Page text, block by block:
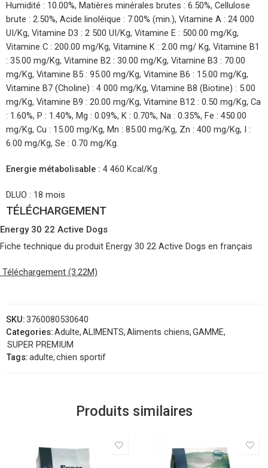
Humidité : 10.00%, Matières minérales brutes : 6.50%, Cellulose
brute : 2.50%, Acide linoléique : 7.00% (min.), Vitamine A : 24 000
UI/Kg, Vitamine D3 : 2 500 UI/Kg, Vitamine E : 500.00 mg/Kg,
Vitamine C : 200.00 mg/Kg, Vitamine K : 2.00 mg/ Kg, Vitamine B1
: 35.00 mg/Kg, Vitamine B2 : 30.00 mg/Kg, Vitamine B3 : 70.00
mg/Kg, Vitamine B5 : 95.00 mg/Kg, Vitamine B6 : 15.00 mg/Kg,
Vitamine B7 (Choline) : 4 000 mg/Kg, Vitamine B8 (Biotine) : 5.00
mg/Kg, Vitamine B9 : 20.00 mg/Kg, Vitamine B12 : 0.50 mg/Kg, Ca
: 1.60%, P : 1.40%, Mg : 0.09%, K : 0.70%, Na : 0.35%, Fe : 450.00
mg/Kg, Cu : 15.00 mg/Kg, Mn : 85.00 mg/Kg, Zn : 400 mg/Kg, I :
6.00 mg/Kg, Se : 0.70 mg/Kg.
Energie métabolisable : 4 460 Kcal/Kg
DLUO : 18 mois
TÉLÉCHARGEMENT
Energy 30 22 Active Dogs
Fiche technique du produit Energy 30 22 Active Dogs en français
Téléchargement (3.22M)
SKU:3760080530640
Categories:Adulte,ALIMENTS,Aliments chiens,GAMME,
SUPER PREMIUM
Tags:adulte,chien sportif
Produits similaires